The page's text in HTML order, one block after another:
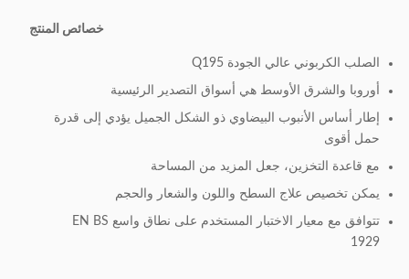
خصائص المنتج
الصلب الكربوني عالي الجودة Q195
أوروبا والشرق الأوسط هي أسواق التصدير الرئيسية
إطار أساس الأنبوب البيضاوي ذو الشكل الجميل يؤدي إلى قدرة
حمل أقوى
مع قاعدة التخزين، جعل المزيد من المساحة
يمكن تخصيص علاج السطح واللون والشعار والحجم
تتوافق مع معيار الاختبار المستخدم على نطاق واسع EN BS
1929